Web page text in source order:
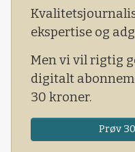
Henrik Kristensen,
ekspertise og
Men vi vil rigtig
digitalt
30 kroner.
Prøv